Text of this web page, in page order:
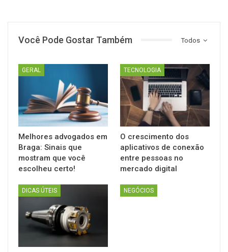
Todos
Você Pode Gostar Também
GERAL
Melhores advogados em
Braga: Sinais que
mostram que você
escolheu certo!
TECNOLOGIA
O crescimento dos
aplicativos de conexão
entre pessoas no
mercado digital
DICAS ÚTEIS NEGÓCIOS